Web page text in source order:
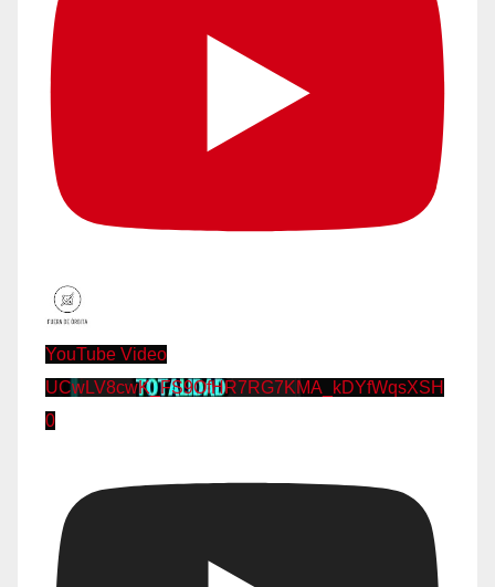
YouTube Video
UCwLV8cwK_FS9OfHR7RG7KMA_kDYfWqsXSH
0